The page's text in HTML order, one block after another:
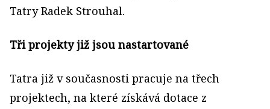
Tatry Radek Strouhal.
Tři projekty již jsou nastartované
Tatra již v současnosti pracuje na třech
projektech, na které získává dotace z